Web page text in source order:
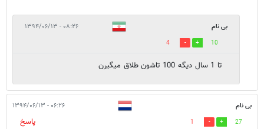
بی نام ۰۸:۲۶ - ۱۳۹۴/۰۶/۱۳
10
4
تا 1 سال دیگه 100 تاشون طلاق میگیرن
بی نام ۰۶:۲۶ - ۱۳۹۴/۰۶/۱۳
27
1
پاسخ